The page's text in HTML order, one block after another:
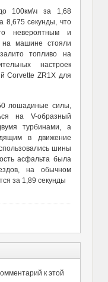
100км\ч за 1,68
8,675 секунды, что
невероятным и
на машине стояли
топливо на
настроек
Corvette ZR1X для
лошадиные силы,
на V-образный
турбинами, а
в движение
шины
асфальта была
на обычном
за 1,89 секунды
к этой